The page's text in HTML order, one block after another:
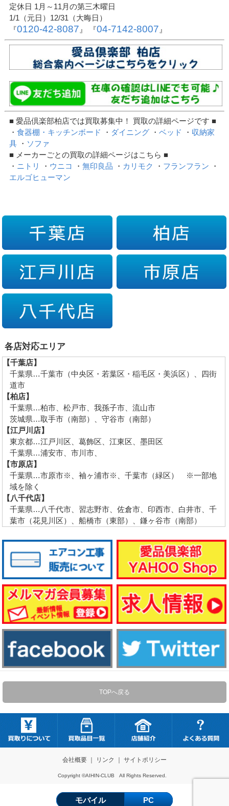
定休日 1月～11月の第三木曜日
1/1（元日）12/31（大晦日）
『0120-42-8087 』 『04-7142-8007 』
■ 愛品倶楽部柏店では買取募集中！ 買取の詳細ページです ■
・食器棚・キッチンボード ・ ダイニング ・ベッド ・ 収納家
具 ・ ソファ
■ メーカーごとの買取の詳細ページはこちら ■
・ ニトリ ・ ウニコ ・無印良品 ・ カリモク ・ フランフラン ・
エルゴヒューマン
各店対応エリア
【千葉店】
千葉県…千葉市（中央区・若葉区・稲毛区・美浜区）、四街
道市
【柏店】
千葉県…柏市、松戸市、我孫子市、流山市
茨城県…取手市（南部）、守谷市（南部）
【江戸川店】
東京都…江戸川区、葛飾区、江東区、墨田区
千葉県…浦安市、市川市、
【市原店】
千葉県…市原市※、袖ヶ浦市※、千葉市（緑区） ※一部地
域を除く
【八千代店】
千葉県…八千代市、習志野市、佐倉市、印西市、白井市、千
葉市（花見川区）、船橋市（東部）、鎌ヶ谷市（南部）
TOPへ戻る
会社概要｜ リンク サイトポリシー
Copyright ©AIHIN-CLUB All Rights Reserved.
モバイル PC